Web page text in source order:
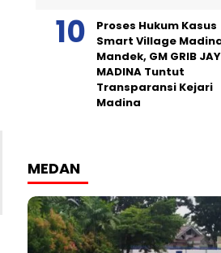
Proses Hukum Kasus
Smart Village
Mandek, GM GRIB
MADINA Tuntut
Transparansi Kejari
Madina
MEDAN